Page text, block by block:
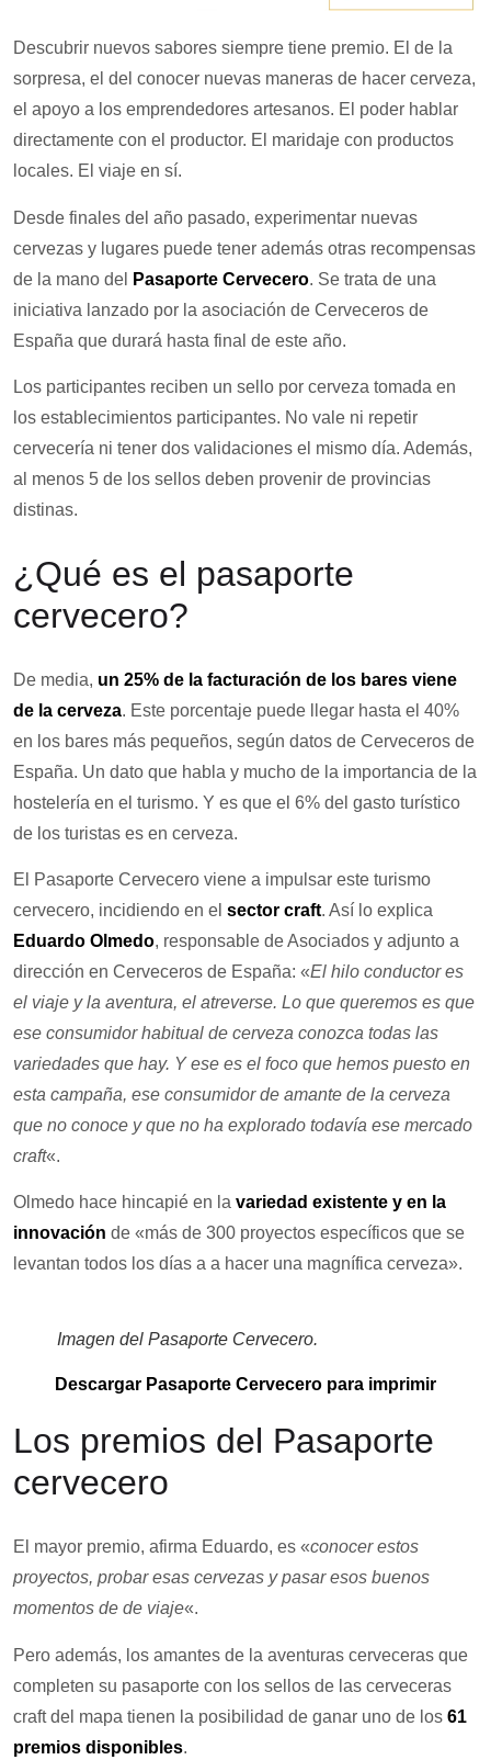
Descubrir nuevos sabores siempre tiene premio. El de la
sorpresa, el del conocer nuevas maneras de hacer cerveza,
el apoyo a los emprendedores artesanos. El poder hablar
directamente con el productor. El maridaje con productos
locales. El viaje en sí.
Desde finales del año pasado, experimentar nuevas
cervezas y lugares puede tener además otras recompensas
de la mano del
Pasaporte Cervecero. Se trata de una
iniciativa lanzado por la asociación de Cerveceros de
España que durará hasta final de este año.
Los participantes reciben un sello por cerveza tomada en
los establecimientos participantes. No vale ni repetir
cervecería ni tener dos validaciones el mismo día. Además,
al menos 5 de los sellos deben provenir de provincias
distinas.
¿Qué es el pasaporte
cervecero?
De media, un 25% de la facturación de los bares viene
de la cerveza. Este porcentaje puede llegar hasta el 40%
en los bares más pequeños, según datos de Cerveceros de
España. Un dato que habla y mucho de la importancia de la
hostelería en el turismo. Y es que el 6% del gasto turístico
de los turistas es en cerveza.
El Pasaporte Cervecero viene a impulsar este turismo
cervecero, incidiendo en el sector craft. Así lo explica
Eduardo Olmedo, responsable de Asociados y adjunto a
dirección en Cerveceros de España: «El hilo conductor es
el viaje y la aventura, el atreverse. Lo que queremos es que
ese consumidor habitual de cerveza conozca todas las
variedades que hay. Y ese es el foco que hemos puesto en
esta campaña, ese consumidor de amante de la cerveza
que no conoce y que no ha explorado todavía ese mercado
craft«.
Olmedo hace hincapié en la variedad existente y en la
innovación de «más de 300 proyectos específicos que se
levantan todos los días a a hacer una magnífica cerveza».
Imagen del Pasaporte Cervecero.
Descargar Pasaporte Cervecero para imprimir
Los premios del Pasaporte
cervecero
El mayor premio, afirma Eduardo, es «conocer estos
proyectos, probar esas cervezas y pasar esos buenos
momentos de de viaje«.
Pero además, los amantes de la aventuras cerveceras que
completen su pasaporte con los sellos de las cerveceras
craft del mapa tienen la posibilidad de ganar uno de los 61
premios disponibles.